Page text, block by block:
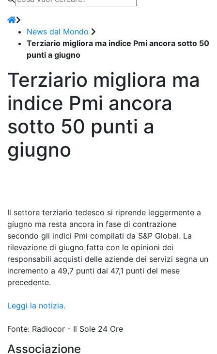
News dal Mondo
Terziario migliora ma indice Pmi ancora sotto 50
punti a giugno
Terziario migliora ma
indice Pmi ancora
sotto 50 punti a
giugno
Il settore terziario tedesco si riprende leggermente a
giugno ma resta ancora in fase di contrazione
secondo gli indici Pmi compilati da S&P Global. La
rilevazione di giugno fatta con le opinioni dei
responsabili acquisti delle aziende dei servizi segna un
incremento a 49,7 punti dai 47,1 punti del mese
precedente.
Leggi la notizia.
Fonte: Radiocor - Il Sole 24 Ore
Associazione